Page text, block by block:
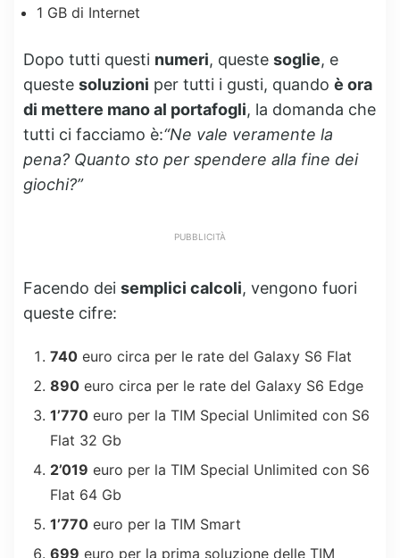
1 GB di Internet
Dopo tutti questi numeri, queste soglie, e
queste soluzioni per tutti i gusti, quando è ora
di mettere mano al portafogli, la domanda che
tutti ci facciamo è:“Ne vale veramente la
pena? Quanto sto per spendere alla fine dei
giochi?”
PUBBLICITÀ
Facendo dei semplici calcoli, vengono fuori
queste cifre:
740 euro circa per le rate del Galaxy S6 Flat
890 euro circa per le rate del Galaxy S6 Edge
1’770 euro per la TIM Special Unlimited con S6
Flat 32 Gb
2’019 euro per la TIM Special Unlimited con S6
Flat 64 Gb
1’770 euro per la TIM Smart
699 euro per la prima soluzione delle TIM